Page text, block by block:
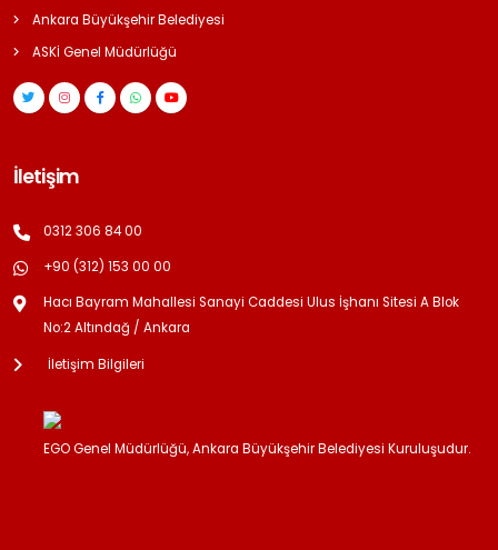
Ankara Büyükşehir Belediyesi
ASKİ Genel Müdürlüğü
İletişim
0312 306 84 00
+90 (312) 153 00 00
Hacı Bayram Mahallesi Sanayi Caddesi Ulus İşhanı Sitesi A Blok
No:2 Altındağ / Ankara
İletişim Bilgileri
EGO Genel Müdürlüğü, Ankara Büyükşehir Belediyesi Kuruluşudur.